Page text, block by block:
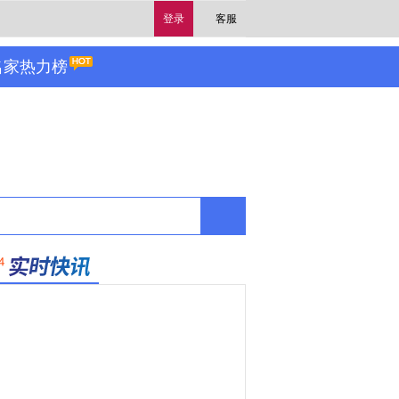
登录 客服
家热力榜